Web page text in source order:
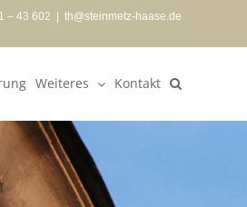
– 43 602 th@steinmetz-haase.de
Weiteres Kontakt